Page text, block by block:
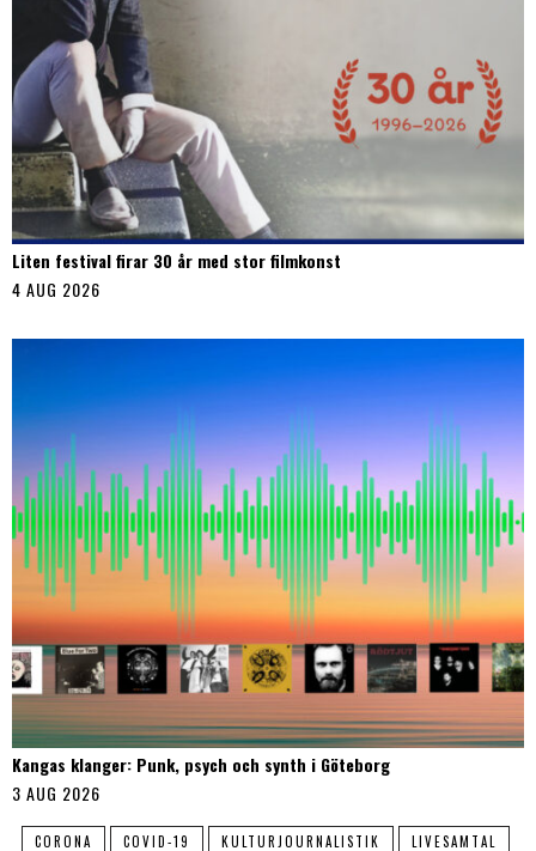
Liten festival firar 30 år med stor filmkonst
4 AUG 2026
Kangas klanger: Punk, psych och synth i Göteborg
3 AUG 2026
CORONA COVID-19 KULTURJOURNALISTIK LIVESAMTAL